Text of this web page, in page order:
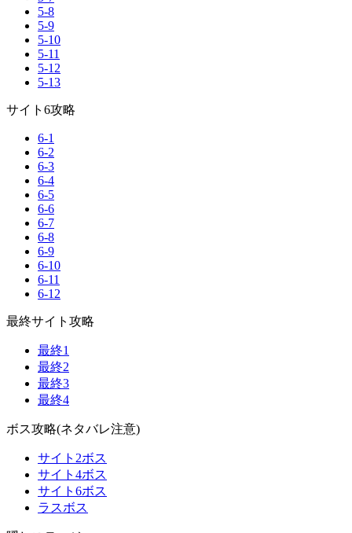
5-8
5-9
5-10
5-11
5-12
5-13
サイト6攻略
6-1
6-2
6-3
6-4
6-5
6-6
6-7
6-8
6-9
6-10
6-11
6-12
最終サイト攻略
最終1
最終2
最終3
最終4
ボス攻略(ネタバレ注意)
サイト2ボス
サイト4ボス
サイト6ボス
ラスボス